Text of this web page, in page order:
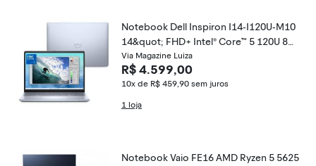
Notebook Dell Inspiron I14-I120U-M10
14&quot; FHD+ Intel® Core™ 5 120U 8G
B 512GB SSD Windows 11 Prata Gelo
Via Magazine Luiza
R$ 4.599,00
10x de R$ 459,90 sem juros
1 loja
Notebook Vaio FE16 AMD Ryzen 5 5625